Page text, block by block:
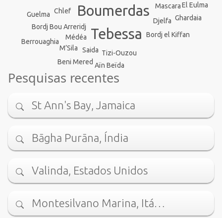
Boumerdas
Tebessa
Chlef
Bordj Bou Arreridj
Djelfa
Mascara
Médéa
Tizi-Ouzou
El Eulma
Saida
Guelma
Bordj el Kiffan
Aïn Beïda
M’Sila
Ghardaia
Beni Mered
Berrouaghia
Pesquisas recentes
St Ann's Bay, Jamaica
Bāgha Purāna, Índia
Valinda, Estados Unidos
Montesilvano Marina, Itá…